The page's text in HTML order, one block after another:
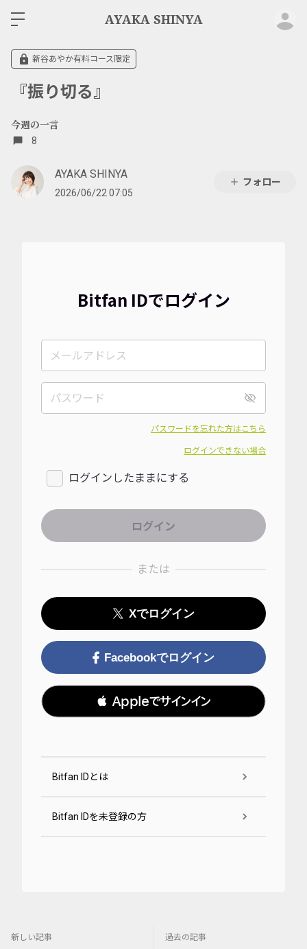
AYAKA SHINYA
新谷あやか有料コース限定
『振り切る』
今週の一言
8
AYAKA SHINYA
2026/06/22 07:05
フォロー
Bitfan IDでログイン
パスワードを忘れた方はこちら
ログインできない場合
ログインしたままにする
または
Xでログイン
Facebookでログイン
 Appleでサインイン
Bitfan IDとは
Bitfan IDを未登録の方
新しい記事 過去の記事